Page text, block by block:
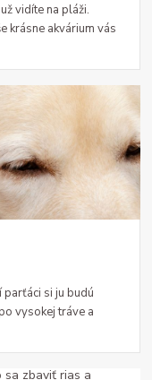
vidíte na pláži.
krásne akvárium vás
parťáci si ju budú
vysokej tráve a